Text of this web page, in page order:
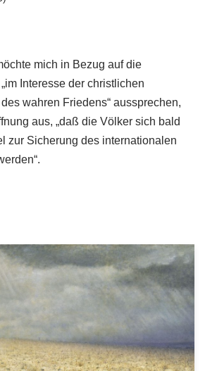
mich in Bezug auf die
Interesse der christlichen
wahren Friedens“ aussprechen,
aus, „daß die Völker sich bald
zur Sicherung des internationalen